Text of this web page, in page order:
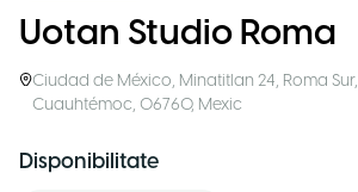
Uotan Studio Roma
Ciudad de México, Minatitlan 24, Roma Sur,
Cuauhtémoc, 06760, Mexic
Disponibilitate